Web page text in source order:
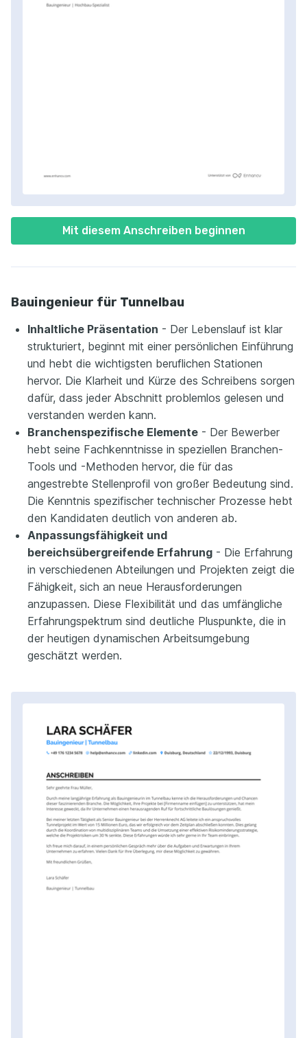
Mit diesem Anschreiben beginnen
Bauingenieur für Tunnelbau
Inhaltliche Präsentation - Der Lebenslauf ist klar
strukturiert, beginnt mit einer persönlichen Einführung
und hebt die wichtigsten beruflichen Stationen
hervor. Die Klarheit und Kürze des Schreibens sorgen
dafür, dass jeder Abschnitt problemlos gelesen und
verstanden werden kann.
Branchenspezifische Elemente - Der Bewerber
hebt seine Fachkenntnisse in speziellen Branchen-
Tools und -Methoden hervor, die für das
angestrebte Stellenprofil von großer Bedeutung sind.
Die Kenntnis spezifischer technischer Prozesse hebt
den Kandidaten deutlich von anderen ab.
Anpassungsfähigkeit und
bereichsübergreifende Erfahrung - Die Erfahrung
in verschiedenen Abteilungen und Projekten zeigt die
Fähigkeit, sich an neue Herausforderungen
anzupassen. Diese Flexibilität und das umfängliche
Erfahrungspektrum sind deutliche Pluspunkte, die in
der heutigen dynamischen Arbeitsumgebung
geschätzt werden.